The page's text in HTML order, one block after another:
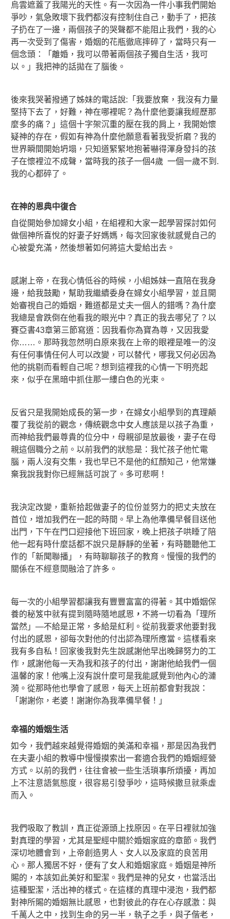
烏雲遮蓋了我陽光的天性。有一次因為一件小事我們開始
爭吵，氣急敗壞下我們都沒有控制住自己，動手了， 把孩
子扔在了一邊，兩個孩子的哭聲都不能阻止我們，我的心
再一次受到了傷害，婚姻的花瓶徹底摔碎了，當時只有一
個念頭：「離婚，我可以帶著兩個孩子獨自生活，我可
以。」我把神的話拋在了腦後。
後來我哭著撥通了姊妹的電話說:「我要放棄，我沒有力量
堅持下去了，好難，神在哪裡呢？為什麼他要讓我經歷那
麼多的痛？」這個十字架沉重的壓在我的肩上，我開始懷
疑神的存在，假如有神為什麼他願意看著我受折磨？我的
世界瞬間開始坍塌，只知道緊緊地抱著嚇得渾身發抖的孩
子在懷裡泣不成聲，當時我的孩子一個4歲 一個一歲不到.
我的心都碎了。
在神的恩典中復合
自從開始參加婦女小組，在組裡和大家一起學習探討如何
做個神所喜悅的好妻子好媽媽，每次回家後就感覺自己的
心被愛充滿，然後想著如何將這大愛給出去。
感謝上帝，在我心情低谷的時候，小組姊妹一直陪在我身
邊，給我鼓勵，幫助我繼續委身在婦女小組學習，並且開
始審視自己的婚姻，難道都是丈夫一個人的錯嗎？為什麼
我總是會跌倒在他看我的眼光中？真正的我去哪兒了？以
賽亞書43章第三節寫道：因我看你為寶為尊，又因我愛
你……。那時我忽然明白原來我在上帝的眼裡是唯一的沒
有任何事情任何人可以改變，可以替代，哪我又何必因為
他的挑剔而看輕自己呢？想到這裡我的心情一下明亮起
來，似乎在黑暗中抓住那一縷白色的光束。
反省只是我開始成長的第一步，在婦女小組學到的真理顛
覆了我從前的觀念，傳統觀念中女人應該是以孩子為重，
而神給我們最尊貴的位分中，母親卻是放最後，妻子在母
親這個職分之前。以前我們的狀態是：我忙孩子他忙電
腦，兩人沒有交集，我也早已不是他的紅顏知己，他常嫌
棄我說我對你已經無話可說了。多可悲啊！
我決定改變，重新拾起做妻子的位份並努力的把丈夫放在
首位，增加我們在一起的時間。早上為他準備早餐目送他
出門，下午在門口迎接他下班回家，晚上把孩子哄睡了陪
他一起有時什麼話都不說只是靜靜的坐著，有時聽聽他工
作的「新聞聯播」，有時聊聊孩子的教育。慢慢的我們的
關係在不經意間融洽了許多。
每一次的小組學習都讓我有豐豐富富的得著。其中婚姻保
養的秘笈中就有提到隨時隨地感恩 ， 不將一切看為「理所
當然」—不給是正常，多給是紅利。從前我要求他要對我
付出的感恩，卻每次對他的付出認為理所應當。這樣看來
我有多自私！回家後我對先生說感謝他早出晚歸努力的工
作，感謝他每一天為我和孩子的付出，謝謝他給我們一個
溫馨的家！他嘴上沒有說什麼可是我能感覺到他內心的漣
漪。從那時他也學會了感恩，每天上班前都會對我說：
「謝謝你，老婆！謝謝你為我準備早餐！」
幸福的婚姻生活
如今，我們越來越覺得婚姻的美滿和幸福，那是因為我們
在夫妻小組的教導中慢慢摸索出一套適合我們的婚姻經營
方式。以前的我們，往往會被一些生活瑣事所煩擾，再加
上不注意語氣態度，很容易引發爭吵，這時候撒旦就乘虛
而入。
我們吸取了教訓，真正從源頭上找原因。在平日裡就加強
對真理的學習，尤其是聖經中關於婚姻家庭的章節。我們
深切地體會到，上帝創造男人、女人以及家庭的良苦用
心。那人獨居不好，便有了女人和婚姻家庭。婚姻是神所
賜的，本該如此美好和聖潔。我們是神的兒女，也當活出
這種聖潔，活出神的樣式。在這樣的真理中浸泡，我們都
對神所賜的婚姻無比感恩，也對彼此的存在心存感激：與
千萬人之中，找到生命的另一半，執子之手，與子偕老，